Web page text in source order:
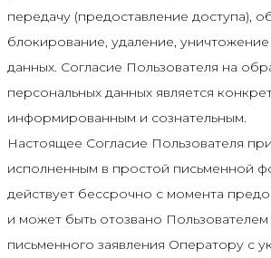
передачу (предоставление доступа),
блокирование, удаление,
данных. Согласие Пользователя на
персональных данных является
информированным и сознательным.
Настоящее Согласие Пользователя
исполненным в простой письменной
действует бессрочно с момента
и может быть отозвано
письменного заявления Оператору с